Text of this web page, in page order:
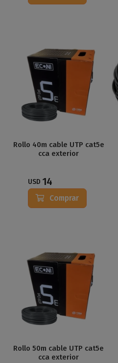
Rollo 40m cable UTP cat5e
cca exterior
USD 14
Comprar
Rollo 50m cable UTP cat5e
cca exterior